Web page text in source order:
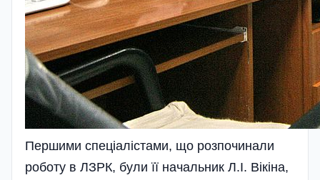
Першими спеціалістами, що розпочинали
роботу в ЛЗРК, були її начальник Л.І. Вікіна,